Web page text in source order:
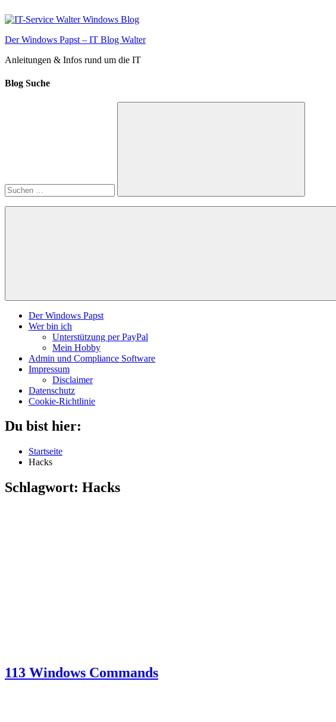
Inhalt
Der Windows Papst – IT Blog Walter
Anleitungen & Infos rund um die IT
Blog Suche
Suchen
Der Windows Papst
Wer bin ich
Unterstützung per PayPal
Mein Hobby
Admin und Compliance Software
Impressum
Disclaimer
Datenschutz
Cookie-Richtlinie
Du bist hier:
Startseite
Hacks
Schlagwort: Hacks
113 Windows Commands